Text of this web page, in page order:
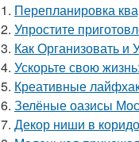
1. Перепланировка
2. Упростите
3. Как Организовать
4. Ускорьте свою
5. Креативные
6. Зелёные оазисы
7. Декор ниши в